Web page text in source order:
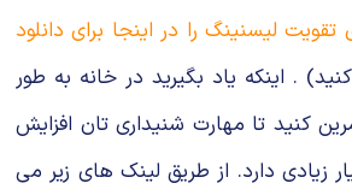
لیسنینگ را در اینجا برای دانلود
. اینکه یاد بگیرید در خانه به طور
کنید تا مهارت شنیداری تان افزایش
زیادی دارد. از طریق لینک های زیر می